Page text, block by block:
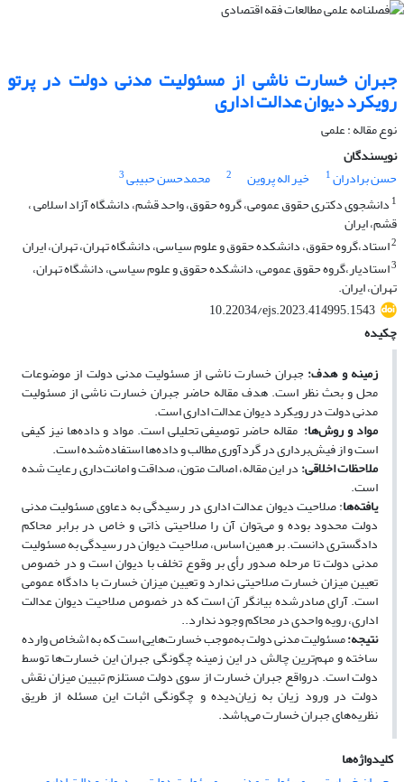
جبران خسارت ناشی از مسئولیت مدنی دولت در پرتو
رویکرد دیوان عدالت اداری
نوع مقاله : علمی
نویسندگان
حسن برادران1 خیر اله پروین 2 محمدحسن حبیبی3
1 دانشجوی دکتری حقوق عمومی، گروه حقوق، واحد قشم، دانشگاه آزاد اسلامی ،
قشم، ایران
2استاد،گروه حقوق، دانشکده حقوق و علوم سیاسی، دانشگاه تهران، تهران، ایران
3استادیار،گروه حقوق عمومی، دانشکده حقوق و علوم سیاسی، دانشگاه تهران،
تهران، ایران.
10.22034/ejs.2023.414995.1543
چکیده
زمینه و هدف: جبران خسارت ناشی از مسئولیت مدنی دولت از موضوعات
محل و بحث نظر است. هدف مقاله حاضر جبران خسارت ناشی از مسئولیت
مدنی دولت در رویکرد دیوان عدالت اداری است.
مواد و روش‌ها: مقاله حاضر توصیفی تحلیلی است. مواد و داده‌ها نیز کیفی
است و از فیش‌برداری در گردآوری مطالب و داده‌ها استفاده‌شده است.
ملاحظات اخلاقی:در این مقاله، اصالت متون، صداقت و امانت‌داری رعایت شده
است.
یافته‌ها: صلاحیت­ دیوان عدالت اداری در رسیدگی به دعاوی مسئولیت مدنی
دولت محدود بوده و می‌توان آن را صلاحیتی ذاتی و خاص در برابر محاکم
دادگستری دانست. بر همین اساس، صلاحیت دیوان در رسیدگی به مسئولیت
مدنی دولت تا مرحله صدور رأی بر وقوع تخلف با دیوان است و در خصوص
تعیین میزان خسارت صلاحیتی ندارد و تعیین میزان خسارت با دادگاه عمومی
است. آرای صادرشده بیانگر آن است که در خصوص صلاحیت دیوان عدالت
اداری، رویه واحدی در محاکم وجود ندارد..
نتیجه‌:مسئولیت مدنی دولت به‌موجب خسارت‌هایی است که به اشخاص وارده
ساخته و مهم‌ترین چالش در این زمینه چگونگی جبران این خسارت‌ها توسط
دولت است. درواقع جبران خسارت از سوی دولت مستلزم تبیین میزان نقش
دولت در ورود زیان به زیان‌دیده و چگونگی اثبات این مسئله از طریق
نظریه‌های جبران خسارت می‌باشد.
کلیدواژه‌ها